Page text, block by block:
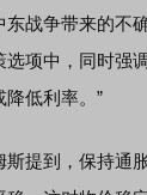
争带来的不确
项中，同时强
低利率。”
到，保持通胀